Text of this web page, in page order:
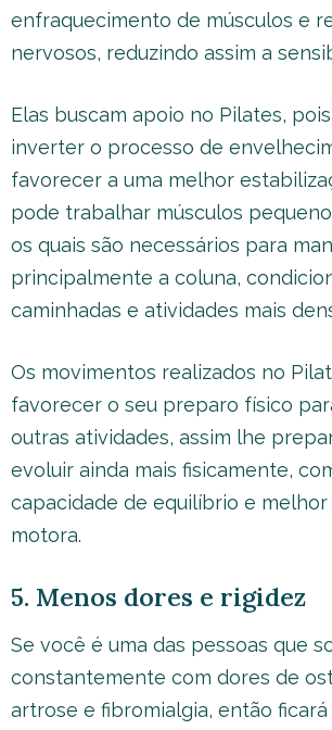
enfraquecimento de músculos e
nervosos, reduzindo assim a
Elas buscam apoio no Pilates,
inverter o processo de
favorecer a uma melhor
pode trabalhar músculos
os quais são necessários para
principalmente a coluna,
caminhadas e atividades mais
Os movimentos realizados no
favorecer o seu preparo físico
outras atividades, assim lhe
evoluir ainda mais fisicamente,
capacidade de equilíbrio e
motora.
5. Menos dores e rigidez
Se você é uma das pessoas que
constantemente com dores de
artrose e fibromialgia, então